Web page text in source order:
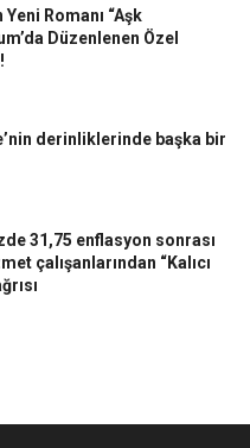
Romanı “Aşk
Düzenlenen Özel
derinliklerinde başka bir
31,75 enflasyon sonrası
çalışanlarından “Kalıcı